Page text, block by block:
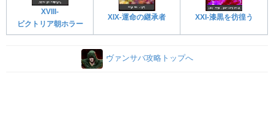
XVIII-
ビクトリア朝ホラー
XIX-運命の継承者 XXI-漆黒を彷徨う
ヴァンサバ攻略トップへ